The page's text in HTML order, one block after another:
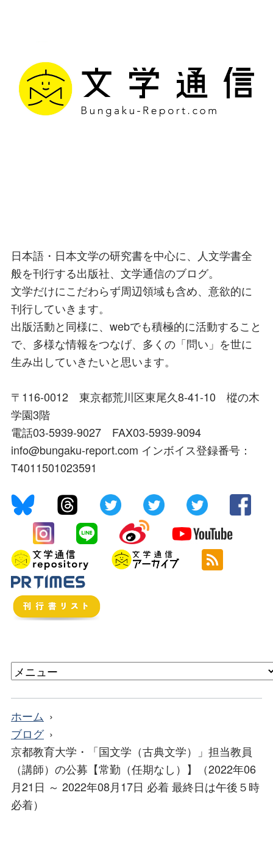
日本語・日本文学の研究書を中心に、人文学書全
般を刊行する出版社、文学通信のブログ。
文学だけにこだわらず周辺領域も含め、意欲的に
刊行していきます。
出版活動と同様に、webでも積極的に活動すること
で、多様な情報をつなげ、多くの「問い」を世に
生み出していきたいと思います。
〒116-0012 東京都荒川区東尾久8-41-10 樅の木
学園3階
電話03-5939-9027 FAX03-5939-9094
info@bungaku-report.com インボイス登録番号：
T4011501023591
ホーム
ブログ
京都教育大学・「国文学（古典文学）」担当教員
（講師）の公募【常勤（任期なし）】（2022年06
月21日 ～ 2022年08月17日 必着 最終日は午後５時
必着）